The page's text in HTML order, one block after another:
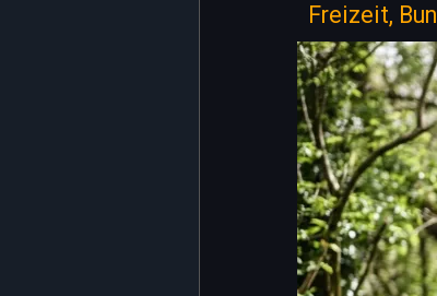
Freizeit,